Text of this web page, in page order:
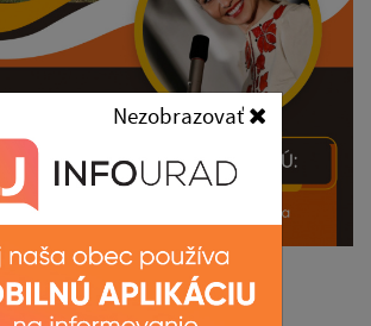
Nezobrazovať
tradičnej ľudovej kultúry